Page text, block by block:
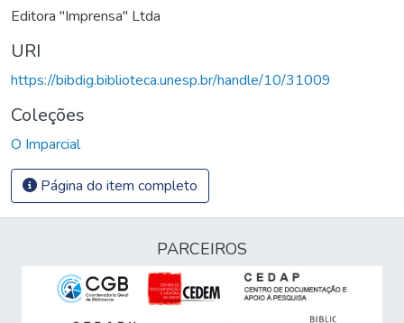
Editora "Imprensa" Ltda
URI
https://bibdig.biblioteca.unesp.br/handle/10/31009
Coleções
O Imparcial
Página do item completo
PARCEIROS